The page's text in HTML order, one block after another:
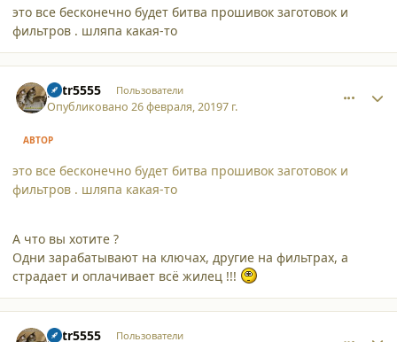
это все бесконечно будет битва прошивок заготовок и
фильтров . шляпа какая-то
petr5555 Пользователи
Опубликовано26 февраля, 20197 г.
АВТОР
это все бесконечно будет битва прошивок заготовок и
фильтров . шляпа какая-то
А что вы хотите ?
Одни зарабатывают на ключах, другие на фильтрах, а
страдает и оплачивает всё жилец !!!
petr5555 Пользователи